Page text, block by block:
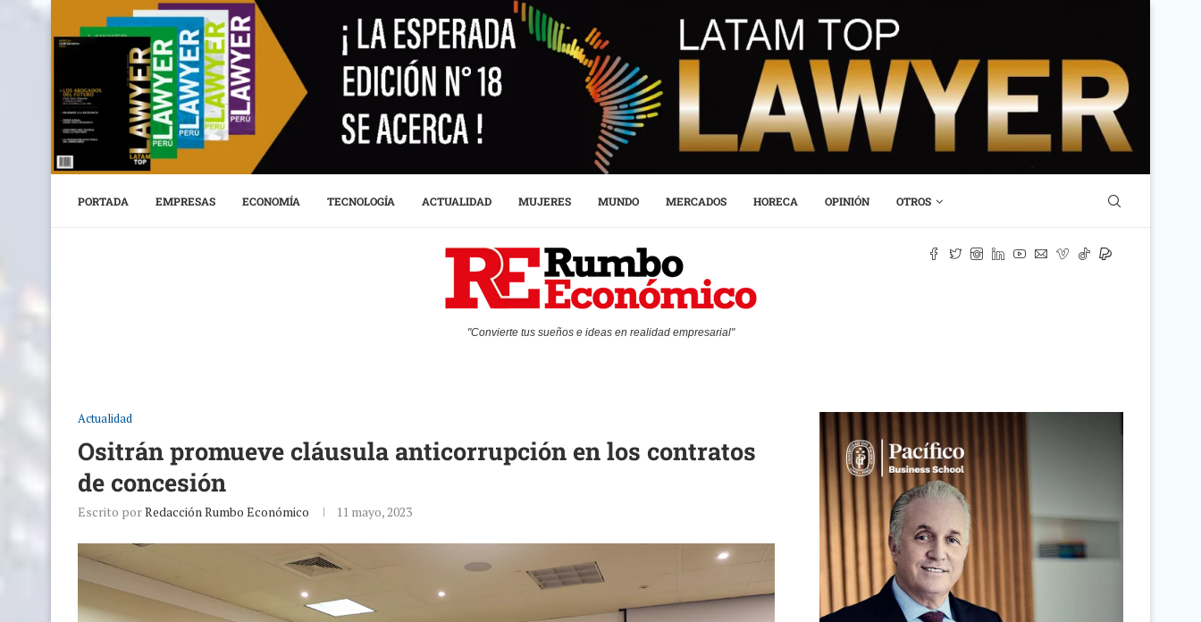
PORTADA EMPRESAS ECONOMÍA TECNOLOGÍA ACTUALIDAD MUJERES MUNDO MERCADOS HORECA OPINIÓN OTROS
"Convierte tus sueños e ideas en realidad empresarial"
Actualidad
Ositrán promueve cláusula anticorrupción en los contratos
de concesión
Escrito porRedacción Rumbo Económico 11 mayo, 2023